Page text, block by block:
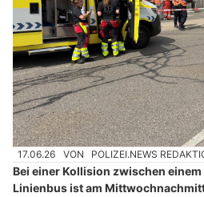
17.06.26 VON POLIZEI.NEWS
Bei einer Kollision zwischen
Linienbus ist am